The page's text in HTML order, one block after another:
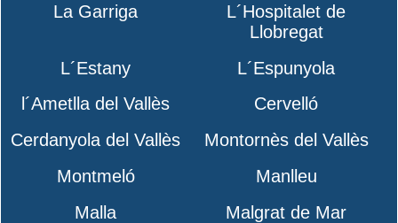
La Garriga
L´Hospitalet de
Llobregat
L´Estany
L´Espunyola
l´Ametlla del Vallès
Cervelló
Cerdanyola del Vallès
Montornès del Vallès
Montmeló
Manlleu
Malla
Malgrat de Mar